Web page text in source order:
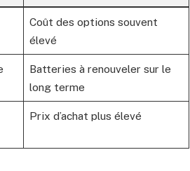
Coût des options souvent
élevé
Batteries à renouveler sur le
long terme
Prix d’achat plus élevé